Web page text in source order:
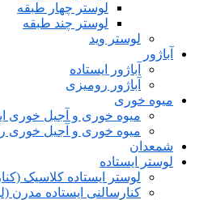
لوستر چهار طبقه
لوستر چند طبقه
لوستر وید
آباژور
آباژور ایستاده
آباژور رومیزی
میوه خوری
میوه خوری و آجیل خوری
میوه خوری و آجیل خوری
شمعدان
لوستر ایستاده
لوستر ایستاده کلاسیک
کنارسالنی ایستاده مدرن